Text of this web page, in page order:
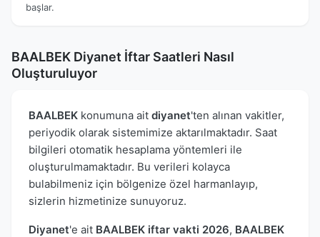
başlar.
BAALBEK Diyanet İftar Saatleri Nasıl
Oluşturuluyor
BAALBEK konumuna ait diyanet'ten alınan vakitler,
periyodik olarak sistemimize aktarılmaktadır. Saat
bilgileri otomatik hesaplama yöntemleri ile
oluşturulmamaktadır. Bu verileri kolayca
bulabilmeniz için bölgenize özel harmanlayıp,
sizlerin hizmetinize sunuyoruz.
Diyanet'e ait BAALBEK iftar vakti 2026, BAALBEK